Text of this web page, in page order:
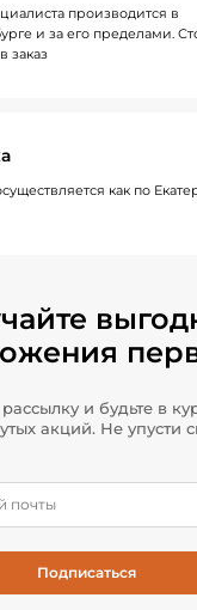
производится в
и за его пределами.
заказ
как по
и будьте в
акций. Не упусти